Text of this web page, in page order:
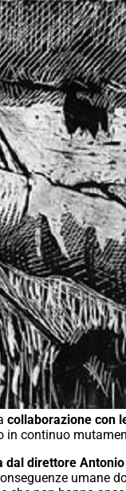
collaborazione con
continuo
dal direttore
umane